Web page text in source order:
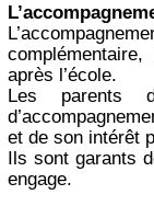
après l’école.
Les parents
et de son intérêt
Ils sont garants
engage.